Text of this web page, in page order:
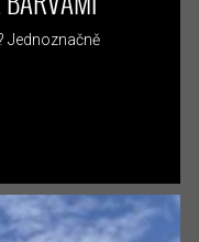
Jednoznačně